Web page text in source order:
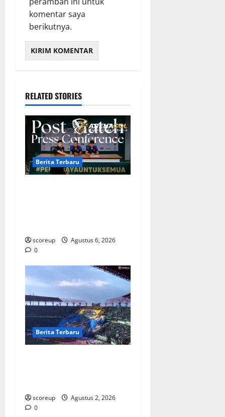
komentar saya
berikutnya.
RELATED STORIES
Berita Terbaru
scoreup
Agustus 6, 2026
0
Berita Terbaru
scoreup
Agustus 2, 2026
0